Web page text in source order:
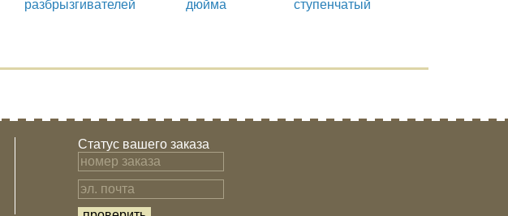
разбрызгивателей
дюйма
ступенчатый
Статус вашего заказа